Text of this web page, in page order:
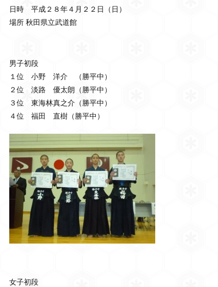
日時 平成２８年４月２２日（日）
場所 秋田県立武道館
男子初段
１位 小野 洋介 （勝平中）
２位 淡路 優太朗（勝平中）
３位 東海林真之介（勝平中）
４位 福田 直樹（勝平中）
女子初段